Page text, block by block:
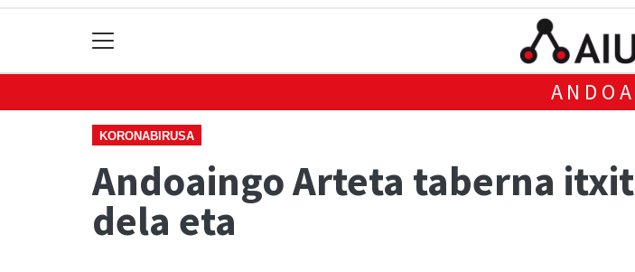
KORONABIRUSA
Andoaingo Arteta taberna
dela eta